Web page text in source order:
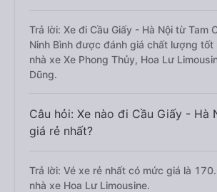
Trả lời: Xe đi Cầu Giấy - Hà Nội từ Tam
Ninh Bình được đánh giá chất lượng tốt
nhà xe Xe Phong Thủy, Hoa Lư
Dũng.
Câu hỏi: Xe nào đi Cầu Giấy - Hà
giá rẻ nhất?
Trả lời: Vé xe rẻ nhất có mức giá là
nhà xe Hoa Lư Limousine.